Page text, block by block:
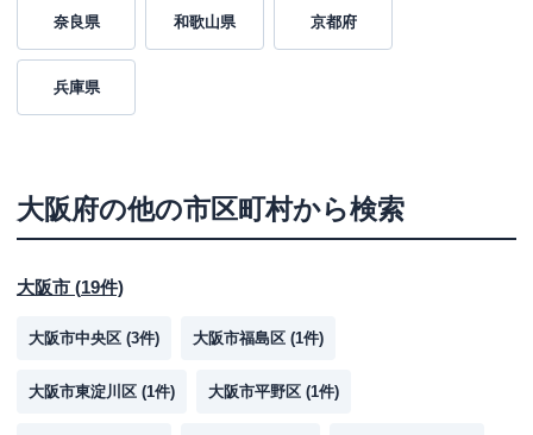
奈良県 和歌山県 京都府
兵庫県
大阪府の他の市区町村から検索
大阪市 (19件)
大阪市中央区 (3件) 大阪市福島区 (1件)
大阪市東淀川区 (1件) 大阪市平野区 (1件)